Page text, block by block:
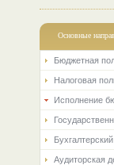
Основные
Бюджетная
Налоговая
Исполнение
Аудиторская